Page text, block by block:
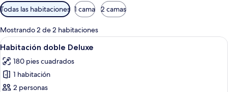
Filtros
disponibles
para
las
habitaciones
Todas las habitaciones 1 cama 2 camas
Mostrando 2 de 2 habitaciones
Abrir
todas
las
fotos
de
Un dormitorio con estructura de
6
Habitación doble Deluxe
180 pies cuadrados
1 habitación
2 personas